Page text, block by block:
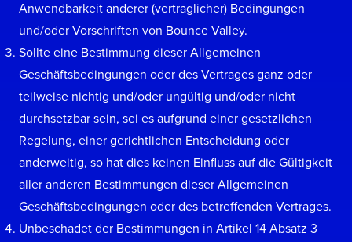
Anwendbarkeit anderer (vertraglicher) Bedingungen
und/oder Vorschriften von Bounce Valley.
Sollte eine Bestimmung dieser Allgemeinen
Geschäftsbedingungen oder des Vertrages ganz oder
teilweise nichtig und/oder ungültig und/oder nicht
durchsetzbar sein, sei es aufgrund einer gesetzlichen
Regelung, einer gerichtlichen Entscheidung oder
anderweitig, so hat dies keinen Einfluss auf die Gültigkeit
aller anderen Bestimmungen dieser Allgemeinen
Geschäftsbedingungen oder des betreffenden Vertrages.
Unbeschadet der Bestimmungen in Artikel 14 Absatz 3